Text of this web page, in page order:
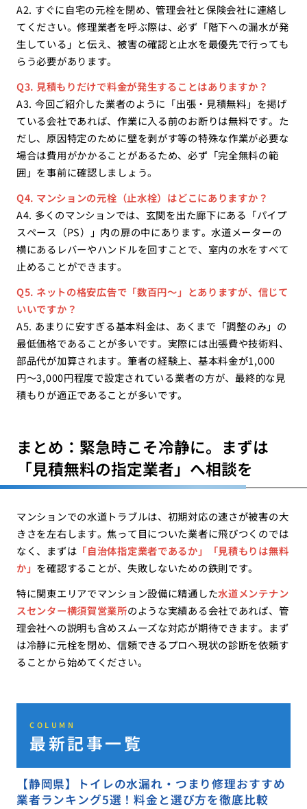
A2. すぐに自宅の元栓を閉め、管理会社と保険会社に連絡し
てください。修理業者を呼ぶ際は、必ず「階下への漏水が発
生している」と伝え、被害の確認と止水を最優先で行っても
らう必要があります。
Q3. 見積もりだけで料金が発生することはありますか？
A3. 今回ご紹介した業者のように「出張・見積無料」を掲げ
ている会社であれば、作業に入る前のお断りは無料です。た
だし、原因特定のために壁を剥がす等の特殊な作業が必要な
場合は費用がかかることがあるため、必ず「完全無料の範
囲」を事前に確認しましょう。
Q4. マンションの元栓（止水栓）はどこにありますか？
A4. 多くのマンションでは、玄関を出た廊下にある「パイプ
スペース（PS）」内の扉の中にあります。水道メーターの
横にあるレバーやハンドルを回すことで、室内の水をすべて
止めることができます。
Q5. ネットの格安広告で「数百円〜」とありますが、信じて
いいですか？
A5. あまりに安すぎる基本料金は、あくまで「調整のみ」の
最低価格であることが多いです。実際には出張費や技術料、
部品代が加算されます。筆者の経験上、基本料金が1,000
円〜3,000円程度で設定されている業者の方が、最終的な見
積もりが適正であることが多いです。
まとめ：緊急時こそ冷静に。まずは
「見積無料の指定業者」へ相談を
マンションでの水道トラブルは、初期対応の速さが被害の大
きさを左右します。焦って目についた業者に飛びつくのでは
なく、まずは 「自治体指定業者であるか」「見積もりは無料
か」 を確認することが、失敗しないための鉄則です。
特に関東エリアでマンション設備に精通した水道メンテナン
スセンター横須賀営業所のような実績ある会社であれば、管
理会社への説明も含めスムーズな対応が期待できます。まず
は冷静に元栓を閉め、信頼できるプロへ現状の診断を依頼す
ることから始めてください。
COLUMN
最新記事一覧
【静岡県】トイレの水漏れ・つまり修理おすすめ
業者ランキング5選！料金と選び方を徹底比較